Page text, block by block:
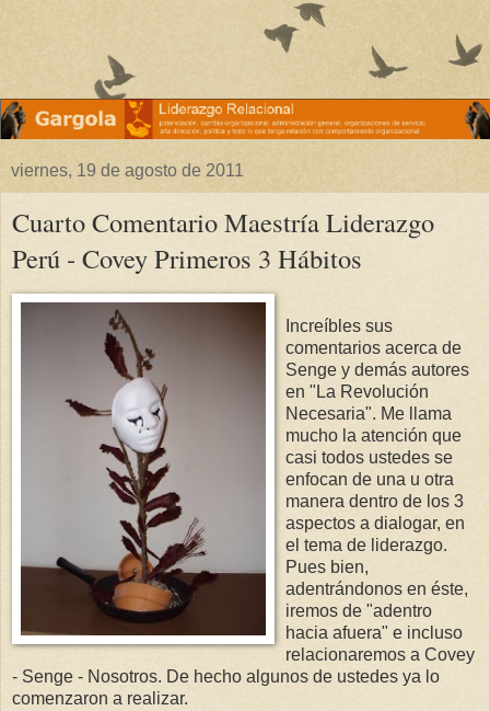
viernes, 19 de agosto de 2011
Cuarto Comentario Maestría Liderazgo
Perú - Covey Primeros 3 Hábitos
Increíbles sus
comentarios acerca de
Senge y demás autores
en "La Revolución
Necesaria". Me llama
mucho la atención que
casi todos ustedes se
enfocan de una u otra
manera dentro de los 3
aspectos a dialogar, en
el tema de liderazgo.
Pues bien,
adentrándonos en éste,
iremos de "adentro
hacia afuera" e incluso
relacionaremos a Covey
- Senge - Nosotros. De hecho algunos de ustedes ya lo
comenzaron a realizar.